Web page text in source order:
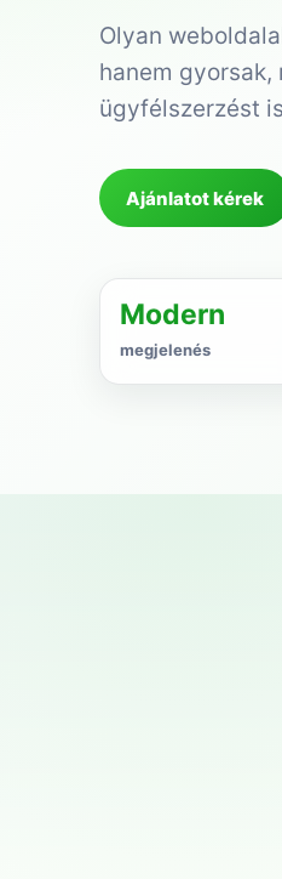
Olyan
hanem
ügyfélszerzést
Ajánlatot kérek
Modern
megjelenés